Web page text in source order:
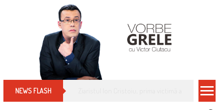
NEWS FLASH Cum îți schimbi, rapid, gratuit și eficient,